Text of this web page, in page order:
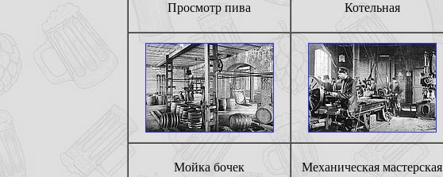
Просмотр пива Котельная
Мойка бочек Механическая мастерская